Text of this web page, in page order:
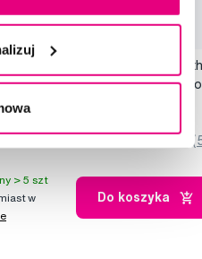
> 5 szt
w
Frida Baby Grow-
szczoteczek
Do koszyka